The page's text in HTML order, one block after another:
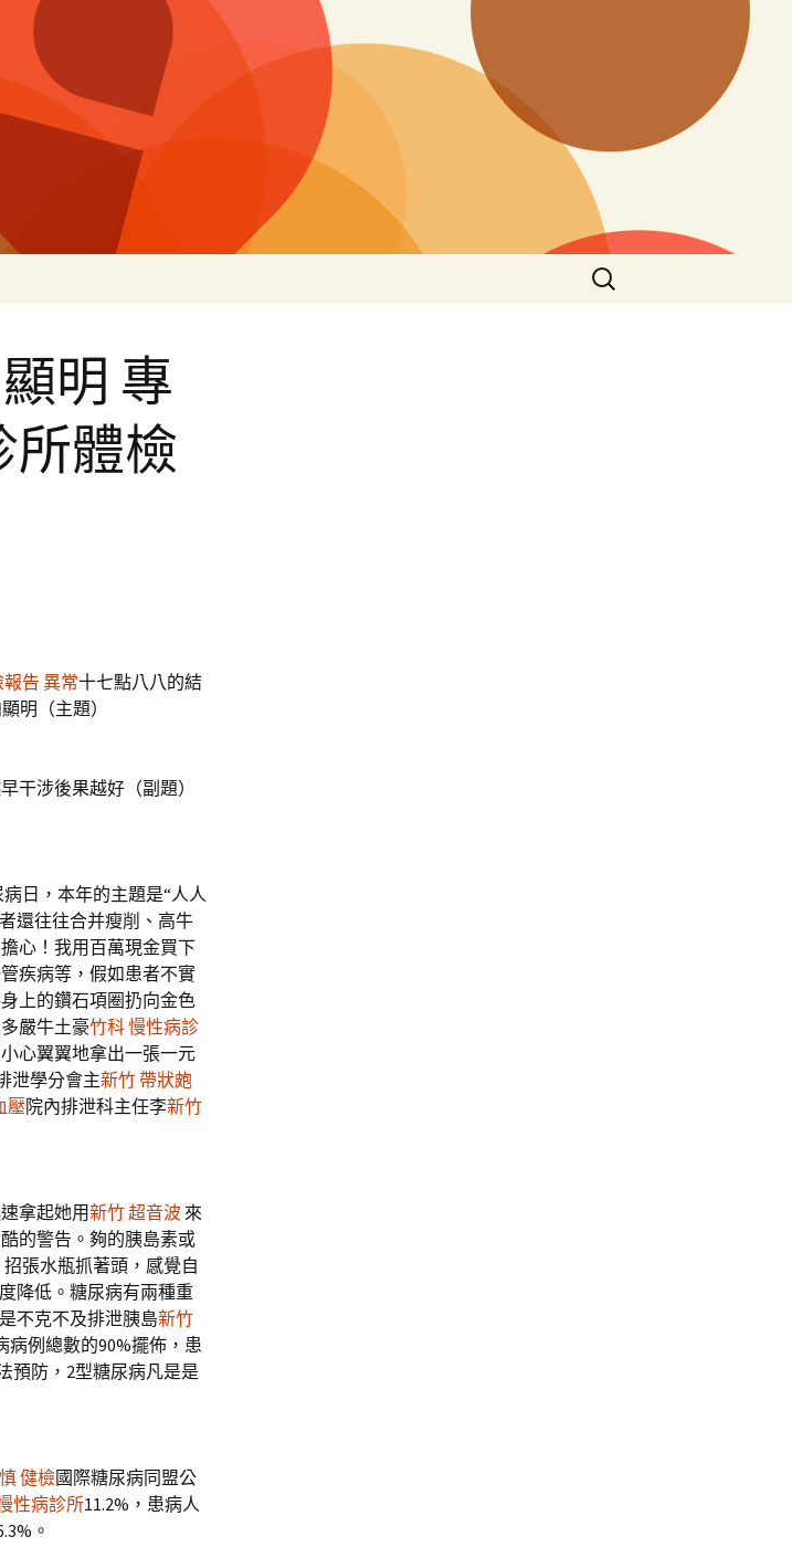
搜
尋
明 專
所體檢
告 異常十七點八八的結
明（主題）
干涉後果越好（副題）
日，本年的主題是“人人
還往往合并瘦削、高牛
心！我用百萬現金買下
疾病等，假如患者不實
上的鑽石項圈扔向金色
嚴牛土豪竹科 慢性病診
心翼翼地拿出一張一元
泄學分會主新竹 帶狀皰
壓院內排泄科主任李新竹
拿起她用新竹 超音波 來
的警告。夠的胰島素或
張水瓶抓著頭，感覺自
降低。糖尿病有兩種重
不克不及排泄胰島新竹
例總數的90%擺佈，患
預防，2型糖尿病凡是是
健檢國際糖尿病同盟公
性病診所11.2%，患病人
。